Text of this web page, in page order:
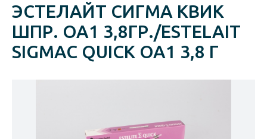
ЭСТЕЛАЙТ СИГМА КВИК
ШПР. ОА1 3,8ГР./ESTELAIT
SIGMAC QUICK ОА1 3,8 Г